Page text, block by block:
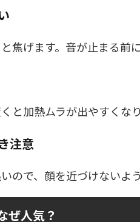
焦げます。音が止まる前
と加熱ムラが出やすくなり
注意
ので、顔を近づけないよ
ぜ人気？